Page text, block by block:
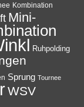
Kombination
Mini-
Ruhpolding
Sprung Tournee
WSV